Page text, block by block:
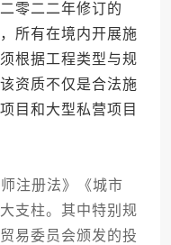
零二二年修订的
所有在境内开展施
根据工程类型与规
资质不仅是合法施
目和大型私营项目
注册法》《城市
支柱。其中特别规
易委员会颁发的投